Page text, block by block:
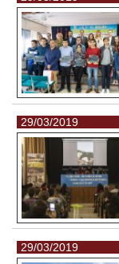
29/03/2019
29/03/2019